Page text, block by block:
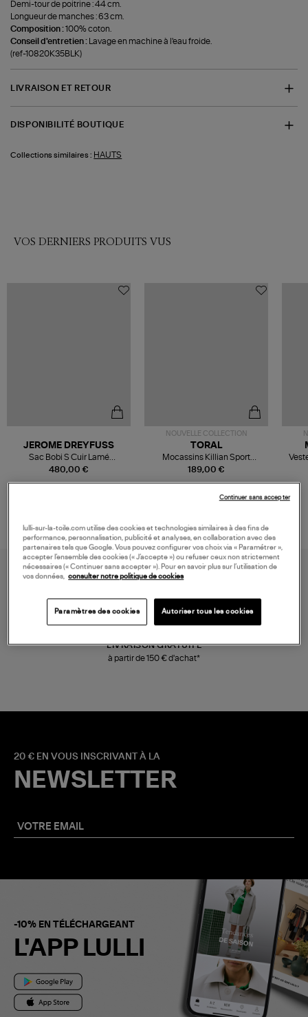
Demi-tour de poitrine : 44 cm.
Longueur de manches : 63 cm.
Composition :100% coton.
Conseil d'entretien :
Lavage en machine à l'eau froide.
(ref-10820K35BLK)
LIVRAISON ET RETOUR
DISPONIBILITÉ BOUTIQUE
Collections similaires : HAUTS
VOS DERNIERS PRODUITS VUS
480,00 €
JEROME DREYFUSS
Sac Bobi S Cuir Lamé
Champagne
NOUVELLE COLLECTION
189,00 €
TORAL
Mocassins Killian Sport
Mousse
LIVRAISON GRATUITE
à partir de 150 € d'achat*
20 € EN VOUS INSCRIVANT À LA
NEWSLETTER
-10% EN TÉLÉCHARGEANT
L'APP LULLI
lulli-sur-la-toile.com utilise des cookies et technologies similaires à des fins de
performance, personnalisation, publicité et analyses, en collaboration avec des
partenaires tels que Google. Vous pouvez configurer vos choix via « Paramétrer »,
accepter l’ensemble des cookies (« J’accepte ») ou refuser ceux non strictement
nécessaires (« Continuer sans accepter »). Pour en savoir plus sur l’utilisation de
vos données, consulter notre politique de cookies
Paramètres des cookies Autoriser tous les cookies
Continuer sans accepter